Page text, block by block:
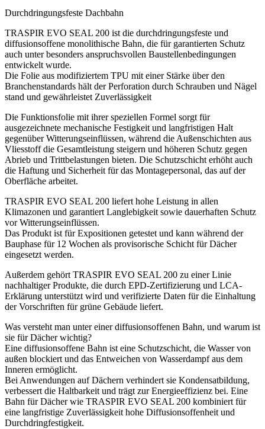
Durchdringungsfeste Dachbahn
TRASPIR EVO SEAL 200 ist die durchdringungsfeste und
diffusionsoffene monolithische Bahn, die für garantierten Schutz
auch unter besonders anspruchsvollen Baustellenbedingungen
entwickelt wurde.
Die Folie aus modifiziertem TPU mit einer Stärke über den
Branchenstandards hält der Perforation durch Schrauben und Nägel
stand und gewährleistet Zuverlässigkeit
Die Funktionsfolie mit ihrer speziellen Formel sorgt für
ausgezeichnete mechanische Festigkeit und langfristigen Halt
gegenüber Witterungseinflüssen, während die Außenschichten aus
Vliesstoff die Gesamtleistung steigern und höheren Schutz gegen
Abrieb und Trittbelastungen bieten. Die Schutzschicht erhöht auch
die Haftung und Sicherheit für das Montagepersonal, das auf der
Oberfläche arbeitet.
TRASPIR EVO SEAL 200 liefert hohe Leistung in allen
Klimazonen und garantiert Langlebigkeit sowie dauerhaften Schutz
vor Witterungseinflüssen.
Das Produkt ist für Expositionen getestet und kann während der
Bauphase für 12 Wochen als provisorische Schicht für Dächer
eingesetzt werden.
Außerdem gehörtTRASPIR EVO SEAL 200 zu einer Linie
nachhaltiger Produkte, die durch EPD-Zertifizierung und LCA-
Erklärung unterstützt wird und verifizierte Daten für die Einhaltung
der Vorschriften für grüne Gebäude liefert.
Was versteht man unter einer diffusionsoffenen Bahn, und warum ist
sie für Dächer wichtig?
Eine diffusionsoffene Bahn ist eine Schutzschicht, die Wasser von
außen blockiert und das Entweichen von Wasserdampf aus dem
Inneren ermöglicht.
Bei Anwendungen auf Dächern verhindert sie Kondensatbildung,
verbessert die Haltbarkeit und trägt zur Energieeffizienz bei. Eine
Bahn für Dächer wie TRASPIR EVO SEAL 200 kombiniert für
eine langfristige Zuverlässigkeit hohe Diffusionsoffenheit und
Durchdringfestigkeit.